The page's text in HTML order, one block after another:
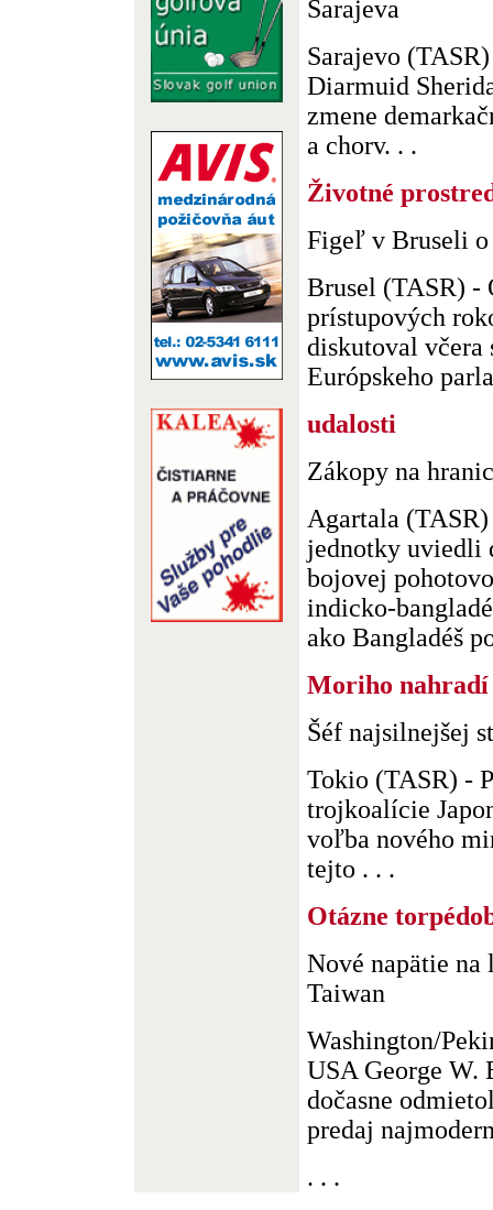
Sarajeva
Sarajevo
Diarmuid
zmene
a chorv. . .
Životné
Figeľ v Bruseli o
Brusel (TASR) -
prístupových
diskutoval včera
Európskeho
udalosti
Zákopy na
Agartala
jednotky uviedli
bojovej
indicko-
ako Bangladéš
Moriho
Šéf najsilnejšej
Tokio (TASR) -
trojkoalície
voľba nového
tejto . . .
Otázne
Nové napätie
Taiwan
Washington/
USA George W.
dočasne
predaj
. . .